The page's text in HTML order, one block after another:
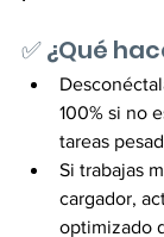
✅ ¿Qué
100% si no
tareas
Si trabajas
cargador,
optimizado